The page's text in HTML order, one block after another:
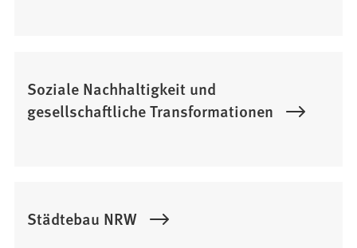
Soziale Nachhaltigkeit und
gesellschaftliche Transformationen
Städtebau NRW